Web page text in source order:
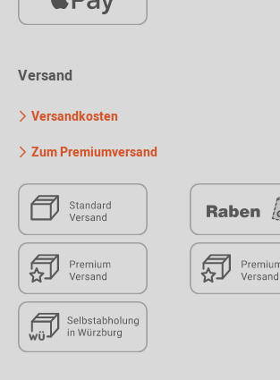
Versand
Versandkosten
Zum Premiumversand